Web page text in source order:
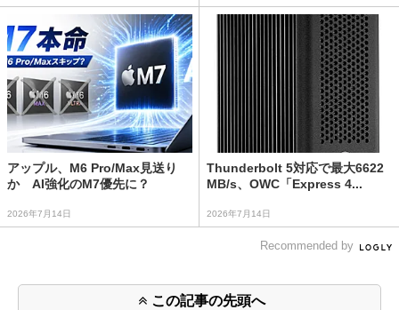
アップル、M6 Pro/Max見送り
か AI強化のM7優先に？
2026年7月14日
Thunderbolt 5対応で最大6622
MB/s、OWC「Express 4...
2026年7月14日
Recommended by
この記事の先頭へ